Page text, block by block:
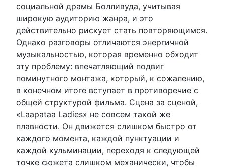
социальной драмы Болливуда, учитывая
широкую аудиторию жанра, и это
действительно рискует стать повторяющимся.
Однако разговоры отличаются энергичной
музыкальностью, которая временно обходит
эту проблему: впечатляющий подвиг
поминутного монтажа, который, к сожалению,
в конечном итоге вступает в противоречие с
общей структурой фильма. Сцена за сценой,
«Laapataa Ladies» не совсем такой же
плавности. Он движется слишком быстро от
каждого момента, каждой пунктуации и
каждой кульминации, переходя к следующей
точке сюжета слишком механически, чтобы